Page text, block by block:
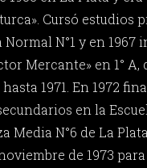
Cursó estudios
Normal N°1 y en 1967
Mercante» en 1°
1971. En 1972
en la
Media N°6 de La
de 1973